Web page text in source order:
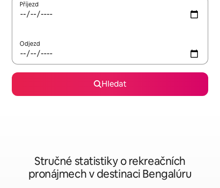
Příjezd
Odjezd
Hledat
Stručné statistiky o rekreačních
pronájmech v destinaci Bengalúru